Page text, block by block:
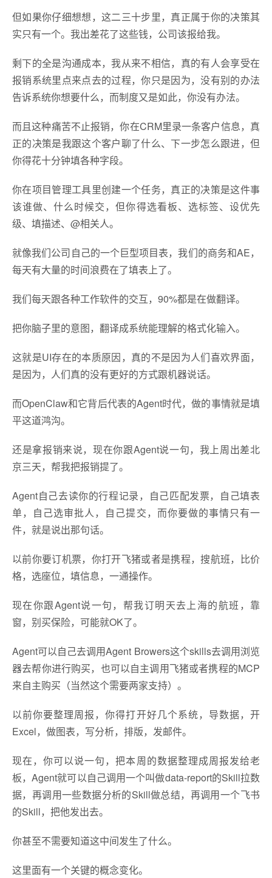
但如果你仔细想想，这二三十步里，真正属于你的决策其
实只有一个。我出差花了这些钱，公司该报给我。
剩下的全是沟通成本，我从来不相信，真的有人会享受在
报销系统里点来点去的过程，你只是因为，没有别的办法
告诉系统你想要什么，而制度又是如此，你没有办法。
而且这种痛苦不止报销，你在CRM里录一条客户信息，真
正的决策是我跟这个客户聊了什么、下一步怎么跟进，但
你得花十分钟填各种字段。
你在项目管理工具里创建一个任务，真正的决策是这件事
该谁做、什么时候交，但你得选看板、选标签、设优先
级、填描述、@相关人。
就像我们公司自己的一个巨型项目表，我们的商务和AE，
每天有大量的时间浪费在了填表上了。
我们每天跟各种工作软件的交互，90%都是在做翻译。
把你脑子里的意图，翻译成系统能理解的格式化输入。
这就是UI存在的本质原因，真的不是因为人们喜欢界面，
是因为，人们真的没有更好的方式跟机器说话。
而OpenClaw和它背后代表的Agent时代，做的事情就是填
平这道鸿沟。
还是拿报销来说，现在你跟Agent说一句，我上周出差北
京三天，帮我把报销提了。
Agent自己去读你的行程记录，自己匹配发票，自己填表
单，自己选审批人，自己提交，而你要做的事情只有一
件，就是说出那句话。
以前你要订机票，你打开飞猪或者是携程，搜航班，比价
格，选座位，填信息，一通操作。
现在你跟Agent说一句，帮我订明天去上海的航班，靠
窗，别买保险，可能就OK了。
Agent可以自己去调用Agent Browers这个skills去调用浏览
器去帮你进行购买，也可以自主调用飞猪或者携程的MCP
来自主购买（当然这个需要两家支持）。
以前你要整理周报，你得打开好几个系统，导数据，开
Excel，做图表，写分析，排版，发邮件。
现在，你可以说一句，把本周的数据整理成周报发给老
板，Agent就可以自己调用一个叫做data-report的Skill拉数
据，再调用一些数据分析的Skill做总结，再调用一个飞书
的Skill，把他发出去。
你甚至不需要知道这中间发生了什么。
这里面有一个关键的概念变化。